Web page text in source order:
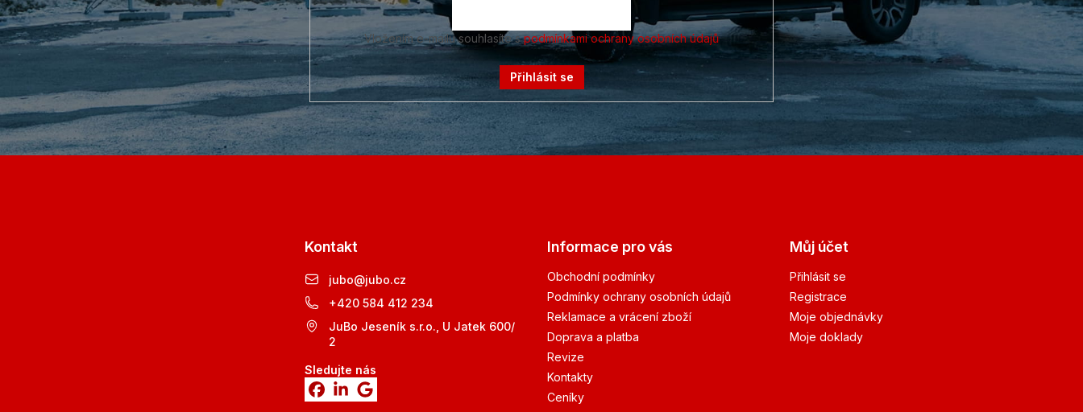
Vložením e-mailu souhlasíte spodmínkami ochrany osobních údajů
Přihlásit se
Kontakt
jubo@jubo.cz
+420 584 412 234
JuBo Jeseník s.r.o., U Jatek 600/
2
Sledujte nás
Informace pro vás
Obchodní podmínky
Podmínky ochrany osobních údajů
Reklamace a vrácení zboží
Doprava a platba
Revize
Kontakty
Ceníky
Můj účet
Přihlásit se
Registrace
Moje objednávky
Moje doklady